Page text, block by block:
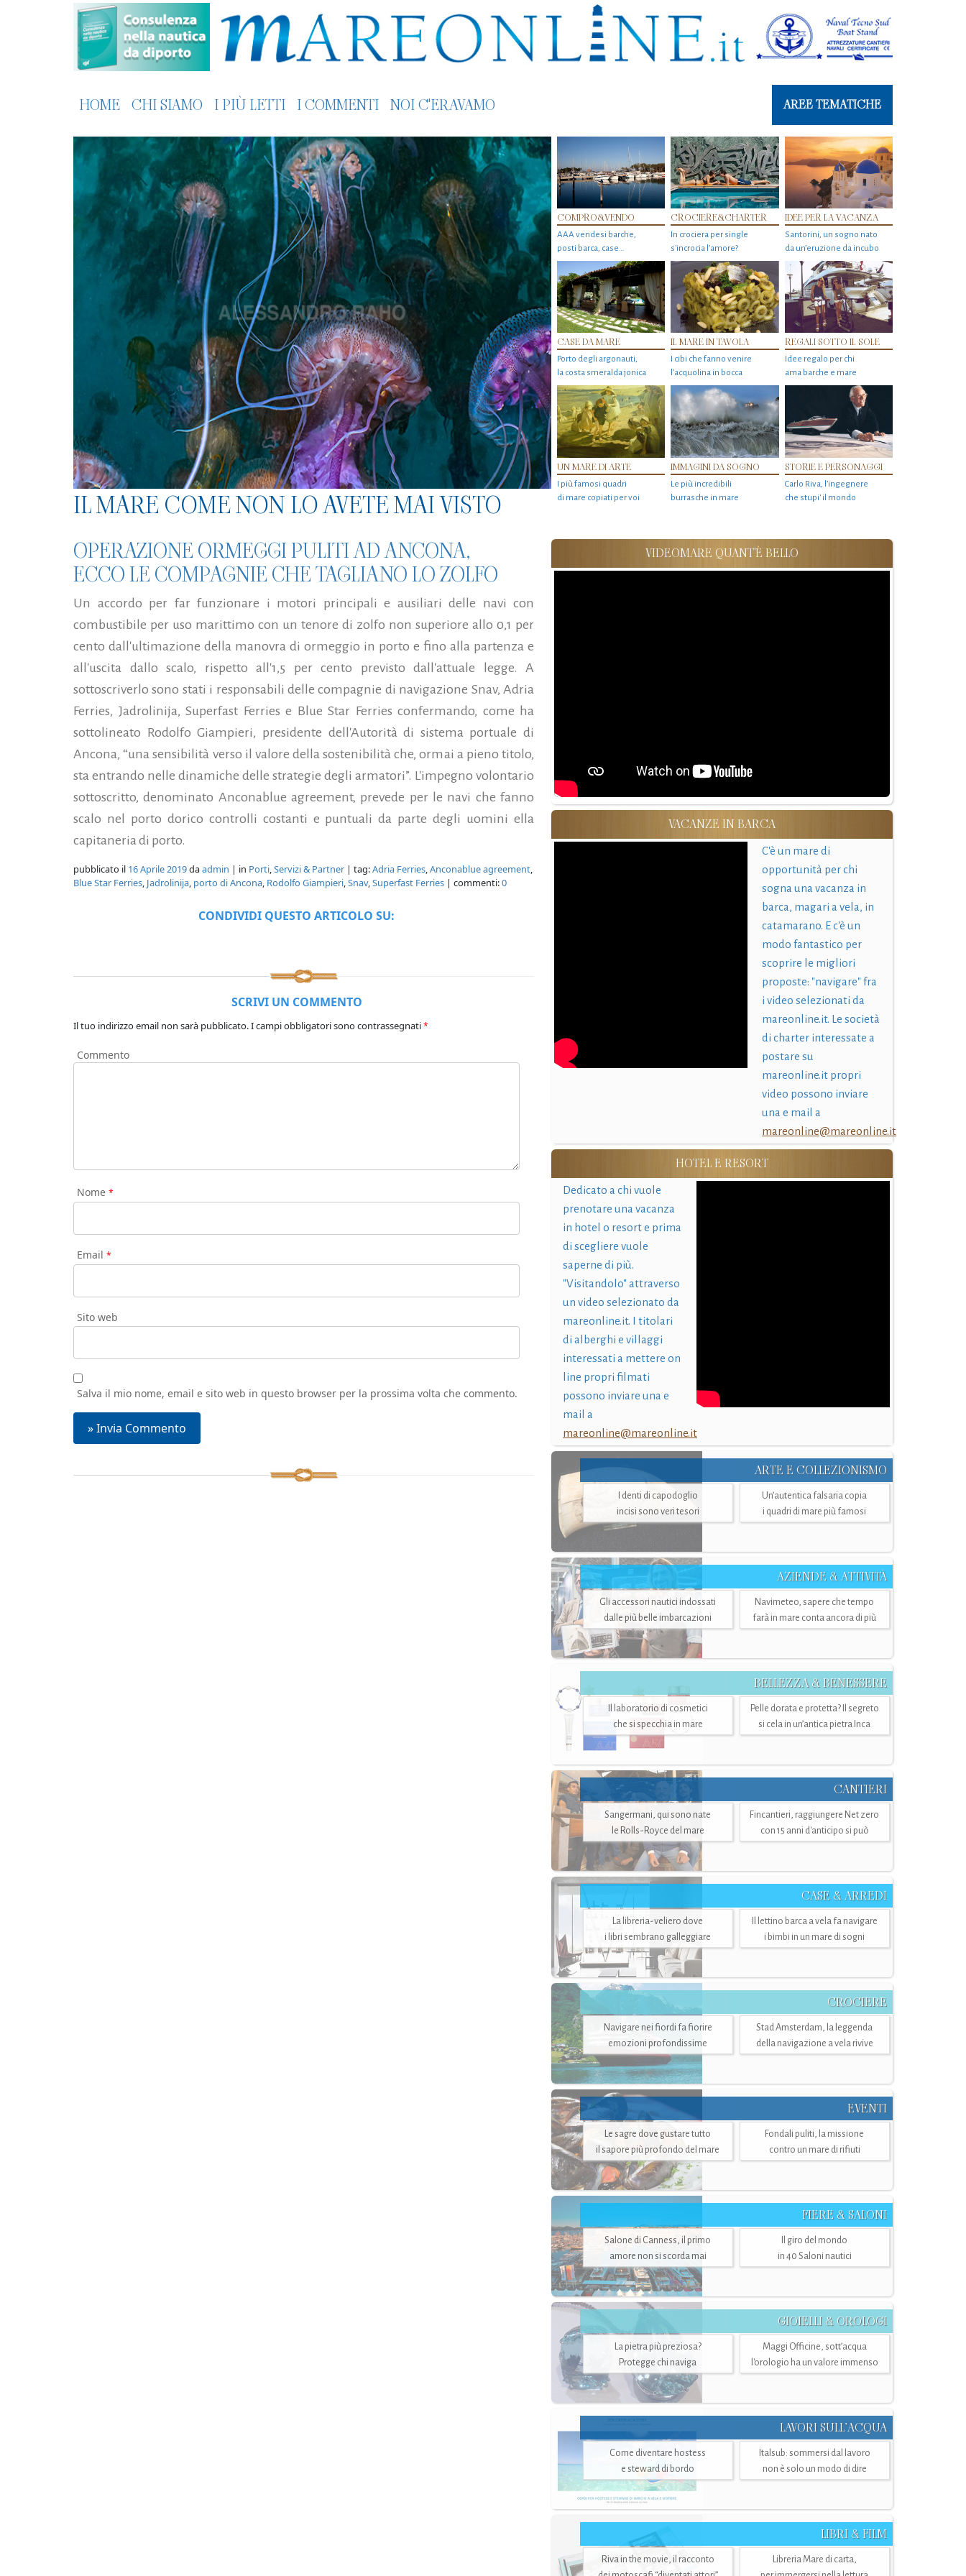
HOME CHI SIAMO I PIÙ LETTI I COMMENTI NOI C'ERAVAMO AREE TEMATICHE
IL MARE COME NON LO AVETE MAI VISTO
COMPRO&VENDO
AAA vendesi barche,
posti barca, case…
CROCIERE&CHARTER
In crociera per single
s'incrocia l’amore?
IDEE PER LA VACANZA
Santorini, un sogno nato
da un’eruzione da incubo
CASE DA MARE
Porto degli argonauti,
la costa smeralda jonica
IL MARE IN TAVOLA
I cibi che fanno venire
l’acquolina in bocca
REGALI SOTTO IL SOLE
Idee regalo per chi
ama barche e mare
UN MARE DI ARTE
I più famosi quadri
di mare copiati per voi
IMMAGINI DA SOGNO
Le più incredibili
burrasche in mare
STORIE E PERSONAGGI
Carlo Riva, l’ingegnere
che stupi' il mondo
OPERAZIONE ORMEGGI PULITI AD ANCONA,
ECCO LE COMPAGNIE CHE TAGLIANO LO ZOLFO
Un accordo per far funzionare i motori principali e ausiliari delle navi con
combustibile per uso marittimo con un tenore di zolfo non superiore allo 0,1 per
cento dall'ultimazione della manovra di ormeggio in porto e fino alla partenza e
all'uscita dallo scalo, rispetto all'1,5 per cento previsto dall'attuale legge. A
sottoscriverlo sono stati i responsabili delle compagnie di navigazione Snav, Adria
Ferries, Jadrolinija, Superfast Ferries e Blue Star Ferries confermando, come ha
sottolineato Rodolfo Giampieri, presidente dell'Autorità di sistema portuale di
Ancona, “una sensibilità verso il valore della sostenibilità che, ormai a pieno titolo,
sta entrando nelle dinamiche delle strategie degli armatori”. L'impegno volontario
sottoscritto, denominato Anconablue agreement, prevede per le navi che fanno
scalo nel porto dorico controlli costanti e puntuali da parte degli uomini ella
capitaneria di porto.
pubblicato il 16 Aprile 2019daadmin | in Porti,Servizi & Partner | tag:Adria Ferries,Anconablue agreement,
Blue Star Ferries, Jadrolinija, porto di Ancona, Rodolfo Giampieri,Snav,Superfast Ferries | commenti:0
CONDIVIDI QUESTO ARTICOLO SU:
SCRIVI UN COMMENTO
Il tuo indirizzo email non sarà pubblicato.I campi obbligatori sono contrassegnati*
Commento
Nome *
Email *
Sito web
Salva il mio nome, email e sito web in questo browser per la prossima volta che commento.
VIDEOMARE QUANT'È BELLO
VACANZE IN BARCA
C'è un mare di
opportunità per chi
sogna una vacanza in
barca, magari a vela, in
catamarano. E c'è un
modo fantastico per
scoprire le migliori
proposte: "navigare" fra
i video selezionati da
mareonline.it. Le società
di charter interessate a
postare su
mareonline.it propri
video possono inviare
una e mail a
mareonline@mareonline.it
HOTEL E RESORT
Dedicato a chi vuole
prenotare una vacanza
in hotel o resort e prima
di scegliere vuole
saperne di più.
"Visitandolo" attraverso
un video selezionato da
mareonline.it. I titolari
di alberghi e villaggi
interessati a mettere on
line propri filmati
possono inviare una e
mail a
mareonline@mareonline.it
ARTE E COLLEZIONISMO
I denti di capodoglio
incisi sono veri tesori
Un’autentica falsaria copia
i quadri di mare più famosi
AZIENDE & ATTIVITÀ
Gli accessori nautici indossati
dalle più belle imbarcazioni
Navimeteo, sapere che tempo
farà in mare conta ancora di più
BELLEZZA & BENESSERE
Il laboratorio di cosmetici
che si specchia in mare
Pelle dorata e protetta? Il segreto
si cela in un’antica pietra Inca
CANTIERI
Sangermani, qui sono nate
le Rolls-Royce del mare
Fincantieri, raggiungere Net zero
con 15 anni d'anticipo si può
CASE & ARREDI
La libreria-veliero dove
i libri sembrano galleggiare
Il lettino barca a vela fa navigare
i bimbi in un mare di sogni
CROCIERE
Navigare nei fiordi fa fiorire
emozioni profondissime
Stad Amsterdam, la leggenda
della navigazione a vela rivive
EVENTI
Le sagre dove gustare tutto
il sapore più profondo del mare
Fondali puliti, la missione
contro un mare di rifiuti
FIERE & SALONI
Salone di Canness, il primo
amore non si scorda mai
Il giro del mondo
in 40 Saloni nautici
GIOIELLI & OROLOGI
La pietra più preziosa?
Protegge chi naviga
Maggi Officine, sott’acqua
l'orologio ha un valore immenso
LAVORI SULL’ACQUA
Come diventare hostess
e steward di bordo
Italsub: sommersi dal lavoro
non è solo un modo di dire
LIBRI & FILM
Riva in the movie, il racconto
Libreria Mare di carta,